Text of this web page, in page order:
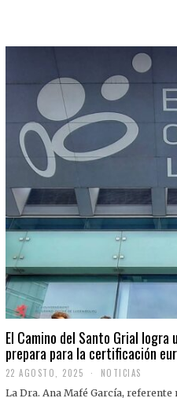
El Camino del Santo Grial
prepara para la certificación
22 AGOSTO, 2025
2
NOTICIAS
La Dra. Ana Mafé García,